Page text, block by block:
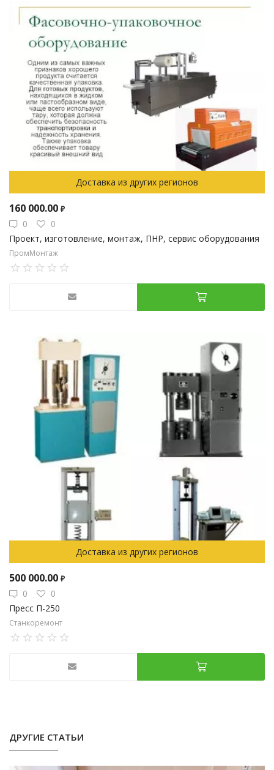
Доставка из других регионов
160 000.00 ₽
0
0
Проект, изготовление, монтаж, ПНР, сервис оборудования
ПромМонтаж
Доставка из других регионов
500 000.00 ₽
0
0
Пресс П-250
Станкоремонт
ДРУГИЕ СТАТЬИ